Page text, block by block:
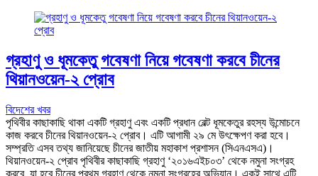
গ্রহাণু ও ধূমকেতু গবেষণা নিয়ে গবেষণা করবে চীনের
থিয়ানওয়েন-২ প্রোব
বিদেশের খবর
পৃথিবীর কাছাকাছি থাকা একটি গ্রহাণু এবং একটি প্রধান বেল্ট ধূমকেতুর রহস্য উন্মোচনে
কাজ করবে চীনের থিয়ানওয়েন-২ প্রোব। এটি আগামী ২৯ মে উৎক্ষেপণ করা হবে।
সম্প্রতি এসব তথ্য জানিয়েছে চীনের জাতীয় মহাকাশ প্রশাসন (সিএনএসএ)।
থিয়ানওয়েন-২ প্রোব পৃথিবীর কাছাকাছি গ্রহাণু ‘২০১৬এইচ০৩’ থেকে নমুনা সংগ্রহ
করবে, যা হবে চীনের প্রথম গ্রহাণু থেকে নমুনা সংগ্রহের অভিযান। একই সাথে এটি